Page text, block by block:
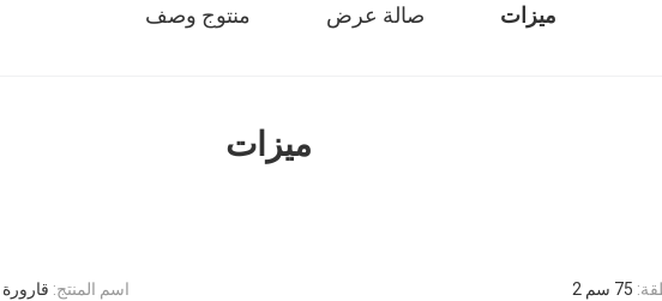
ميزات صالة عرض منتوج وصف
ميزات
اسم المنتج: قارورة TCT
75 سم 2